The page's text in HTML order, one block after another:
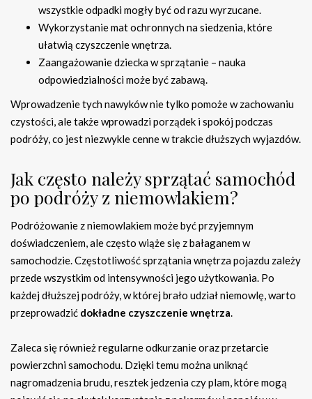
wszystkie odpadki mogły być od razu wyrzucane.
Wykorzystanie mat ochronnych na siedzenia, które
ułatwią czyszczenie wnętrza.
Zaangażowanie dziecka w sprzątanie – nauka
odpowiedzialności może być zabawą.
Wprowadzenie tych nawyków nie tylko pomoże w zachowaniu
czystości, ale także wprowadzi porządek i spokój podczas
podróży, co jest niezwykle cenne w trakcie dłuższych wyjazdów.
Jak często należy sprzątać samochód
po podróży z niemowlakiem?
Podróżowanie z niemowlakiem może być przyjemnym
doświadczeniem, ale często wiąże się z bałaganem w
samochodzie. Częstotliwość sprzątania wnętrza pojazdu zależy
przede wszystkim od intensywności jego użytkowania. Po
każdej dłuższej podróży, w której brało udział niemowlę, warto
przeprowadzić dokładne czyszczenie wnętrza.
Zaleca się również regularne odkurzanie oraz przetarcie
powierzchni samochodu. Dzięki temu można uniknąć
nagromadzenia brudu, resztek jedzenia czy plam, które mogą